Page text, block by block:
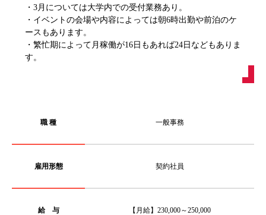
・3月については大学内での受付業務あり。
・イベントの会場や内容によっては朝6時出勤や前泊のケ
ースもあります。
・繁忙期によって月稼働が16日もあれば24日などもありま
す。
職 種 一般事務
雇用形態 契約社員
給 与 【月給】230,000～250,000